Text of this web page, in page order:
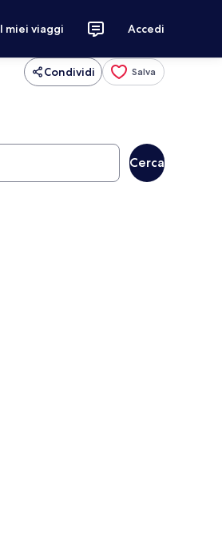
I miei viaggi Accedi
Condividi Salva
Cerca